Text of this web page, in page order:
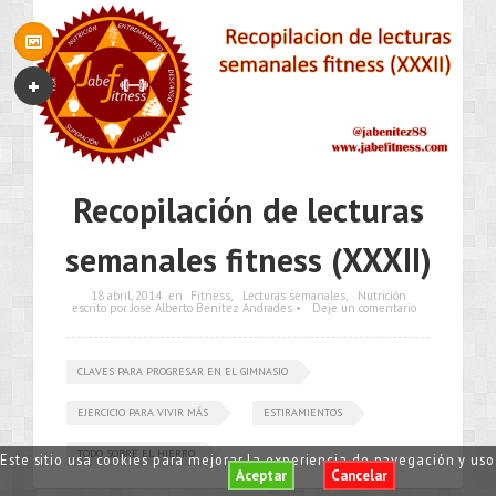
Recopilación de lecturas
semanales fitness (XXXII)
18 abril, 2014 en Fitness, Lecturas semanales, Nutrición
escrito por Jose Alberto Benítez Andrades • Deje un comentario
CLAVES PARA PROGRESAR EN EL GIMNASIO
EJERCICIO PARA VIVIR MÁS ESTIRAMIENTOS
TODO SOBRE EL HIERRO
Este sitio usa cookies para mejorar la experiencia de navegación y
Aceptar Cancelar